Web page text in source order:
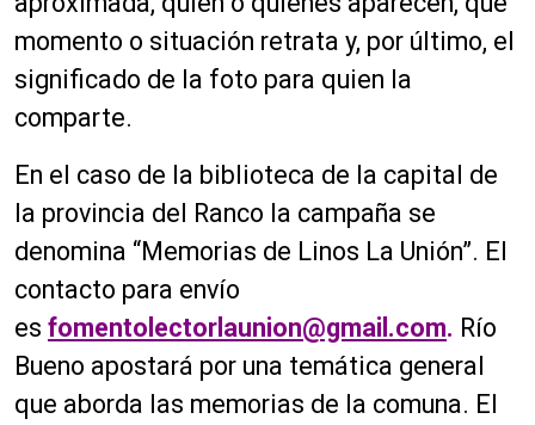
momento o situación retrata y, por último, el
significado de la foto para quien la
comparte.
En el caso de la biblioteca de la capital de
la provincia del Ranco la campaña se
denomina “Memorias de Linos La Unión”. El
contacto para envío
es fomentolectorlaunion@gmail.com. Río
Bueno apostará por una temática general
que aborda las memorias de la comuna. El